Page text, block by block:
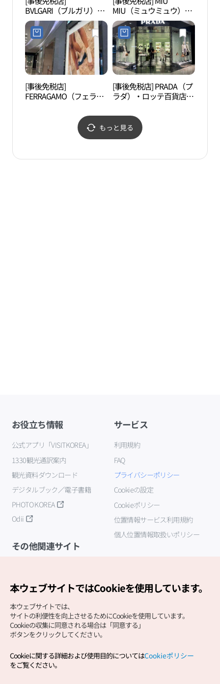
BVLGARI（ブルガリ）・
ロッテ百貨店・ンジュ
（光州）店(불가리 롯데
백화점 광주점)
MIU（ミュウミュウ）・
ロッテ百貨店・ンジュ
（光州）店(미우미우 롯
데백화점 광주점)
[事後免税店]
FERRAGAMO（フェラガ
ンジュ（光州）店(페라
가모 롯데백화점 광주점)
[事後免税店] PRADA（プ
ラダ）・ロッテ百貨店ク
라다 롯데백화점 광주점)
もっと見る
お役立ち情報
公式アプリ「VISITKOREA」
1330観光通訳案内
観光資料ダウンロード
デジタルブック／電子書籍
PHOTO KOREA
Odii
サービス
利用規約
FAQ
プライバシーポリシー
Cookieの設定
Cookieポリシー
位置情報サービス利用規約
個人位置情報取扱いポリシー
その他関連サイト
Copyright (c) Korea Tourism Organization All Rights
本ウェブサイトではCookieを使用しています。
本ウェブサイトでは、
サイトの利便性を向上させるためにCookieを使用しています。
Cookieの収集に同意される場合は「同意する」
ボタンをクリックしてください。
Cookieに関する詳細および使用目的についてはCookieポリシー
をご覧ください。